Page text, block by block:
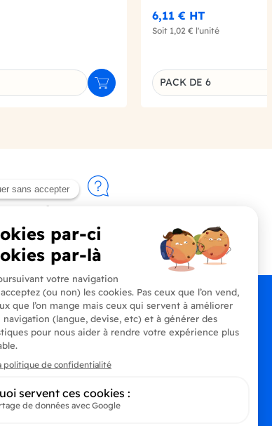
Ajouter au panier
6,11 € HT
Soit 1,02 € l'unité
Déclinaison du produit
PACK DE 6
Contactez-nous
+33 (0)4 90 91 20 80